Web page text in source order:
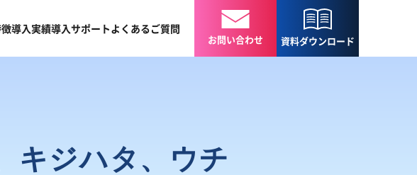
導入実績導入サポートよくあるご質問
お問い合わせ 資料ダウンロード
キジハタ、ウチ